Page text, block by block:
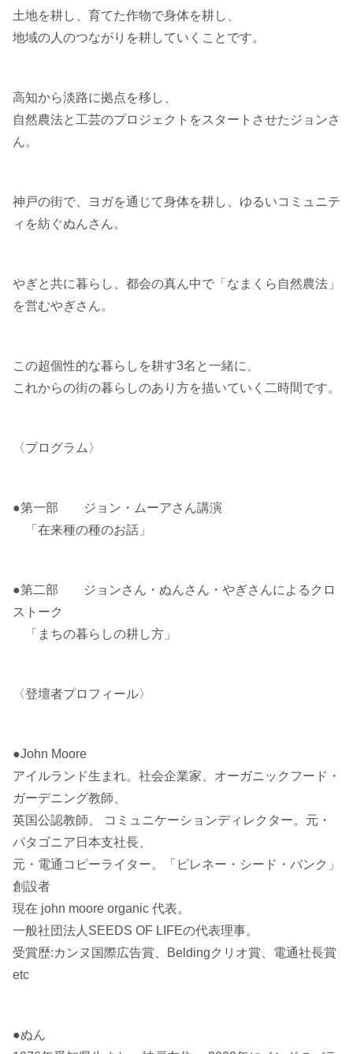
土地を耕し、育てた作物で身体を耕し、
地域の人のつながりを耕していくことです。
高知から淡路に拠点を移し、
自然農法と工芸のプロジェクトをスタートさせたジョンさ
ん。
神戸の街で、ヨガを通じて身体を耕し、ゆるいコミュニテ
ィを紡ぐぬんさん。
やぎと共に暮らし、都会の真ん中で「なまくら自然農法」
を営むやぎさん。
この超個性的な暮らしを耕す3名と一緒に、
これからの街の暮らしのあり方を描いていく二時間です。
〈プログラム〉
●第一部 ジョン・ムーアさん講演
「在来種の種のお話」
●第二部 ジョンさん・ぬんさん・やぎさんによるクロ
ストーク
「まちの暮らしの耕し方」
〈登壇者プロフィール〉
●John Moore
アイルランド生まれ。社会企業家、オーガニックフード・
ガーデニング教師、
英国公認教師、 コミュニケーションディレクター。元・
パタゴニア日本支社長、
元・電通コピーライター。「ピレネー・シード・バンク」
創設者
現在 john moore organic 代表。
一般社団法人SEEDS OF LIFEの代表理事。
受賞歴:カンヌ国際広告賞、Beldingクリオ賞、電通社長賞
etc
●ぬん